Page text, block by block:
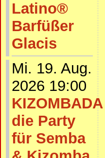
Latino®
Barfüßer
Glacis
Mi. 19. Aug.
2026 19:00
KIZOMBADA
die Party
für Semba